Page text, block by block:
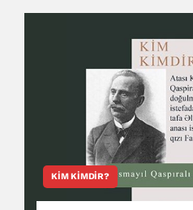
KIM KIMDIR?